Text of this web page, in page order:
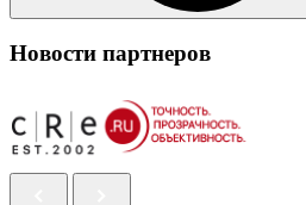
Новости партнеров